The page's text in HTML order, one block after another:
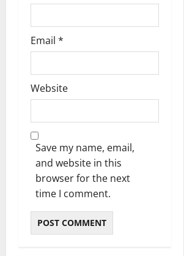
Email *
Website
Save my name, email,
and website in this
browser for the next
time I comment.